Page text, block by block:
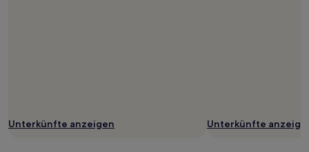
Unterkünfte anzeigen Unterkünfte